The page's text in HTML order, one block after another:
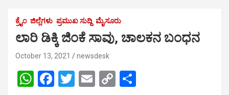
ಕ್ರೈಂ ಜಿಲ್ಲೆಗಳು ಪ್ರಮುಖ ಸುದ್ದಿ ಮೈಸೂರು
ಲಾರಿ ಡಿಕ್ಕಿ ಜಿಂಕೆ ಸಾವು, ಚಾಲಕನ ಬಂಧನ
October 13, 2021 newsdesk
W F
T
E
C